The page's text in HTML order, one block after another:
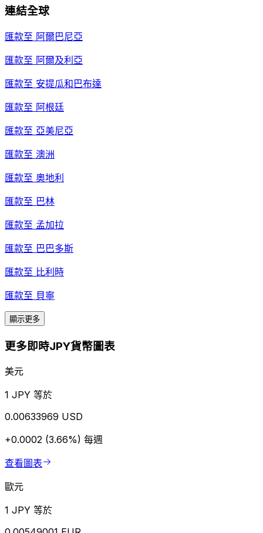
連結全球
匯款至 阿爾巴尼亞
匯款至 阿爾及利亞
匯款至 安提瓜和巴布達
匯款至 阿根廷
匯款至 亞美尼亞
匯款至 澳洲
匯款至 奧地利
匯款至 巴林
匯款至 孟加拉
匯款至 巴巴多斯
匯款至 比利時
匯款至 貝寧
顯示更多
更多即時JPY貨幣圖表
美元
1 JPY 等於
0.00633969 USD
+0.0002 (3.66%) 每週
查看圖表
歐元
1 JPY 等於